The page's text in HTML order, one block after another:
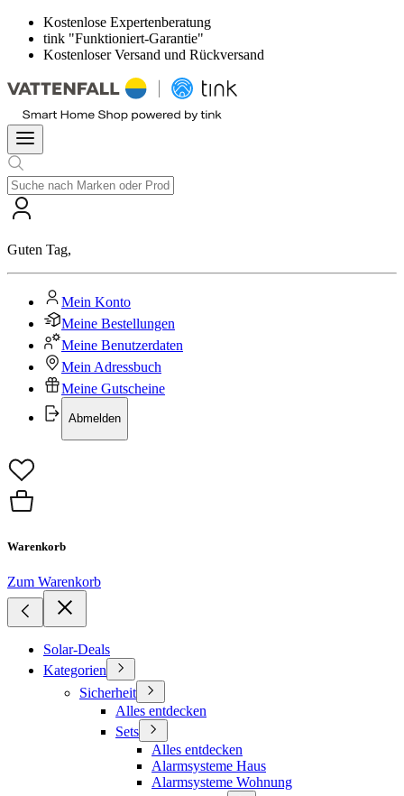
Kostenlose Expertenberatung
tink "Funktioniert-Garantie"
Kostenloser Versand und Rückversand
Guten Tag,
Mein Konto
Meine Bestellungen
Meine Benutzerdaten
Mein Adressbuch
Meine Gutscheine
Abmelden
Warenkorb
Zum Warenkorb
Solar-Deals
Kategorien
Sicherheit
Alles entdecken
Sets
Alles entdecken
Alarmsysteme Haus
Alarmsysteme Wohnung